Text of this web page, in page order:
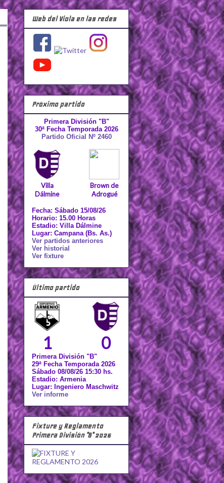
Web del Viola en las redes
Próximo partido
Primera División "B"
30ª Fecha Temporada 2026
Partido Oficial Nº 2460
Villa
Dálmine
Brown de
Adrogué
Fecha: Sábado 15/08/26
Horario: 15.00 Horas
Estadio: Villa Dálmine
Lugar: Campana (Bs. As.)
Ver partidos anteriores
Ver historial
Ver fixture
Último partido
1 0
Primera División "B"
29ª Fecha Temporada 2026
Sábado 08/08/26 15:30 hs.
Estadio: Armenia
Lugar: Ingeniero Maschwitz
Ver informe
Fixture y Reglamento
Primera División "B" 2026